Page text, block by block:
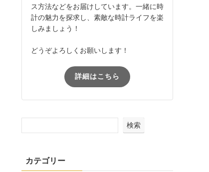
ス方法などをお届けしています。一緒に時
計の魅力を探求し、素敵な時計ライフを楽
しみましょう！
どうぞよろしくお願いします！
詳細はこちら
検索
カテゴリー